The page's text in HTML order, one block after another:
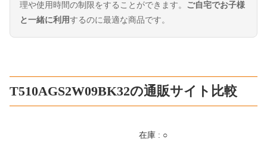
理や使用時間の制限をすることができます。 ご自宅でお子様
と一緒に利用するのに最適な商品です。
T510AGS2W09BK32の通販サイト比較
在庫 : ○